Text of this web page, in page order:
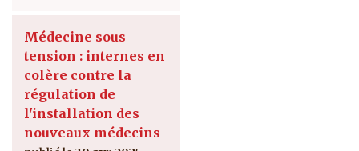
Médecine sous
tension : internes en
colère contre la
régulation de
l'installation des
nouveaux médecins